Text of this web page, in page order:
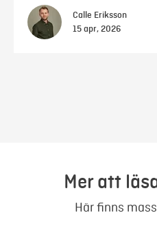
Calle Eriksson
15 apr, 2026
Mer att
Här finns